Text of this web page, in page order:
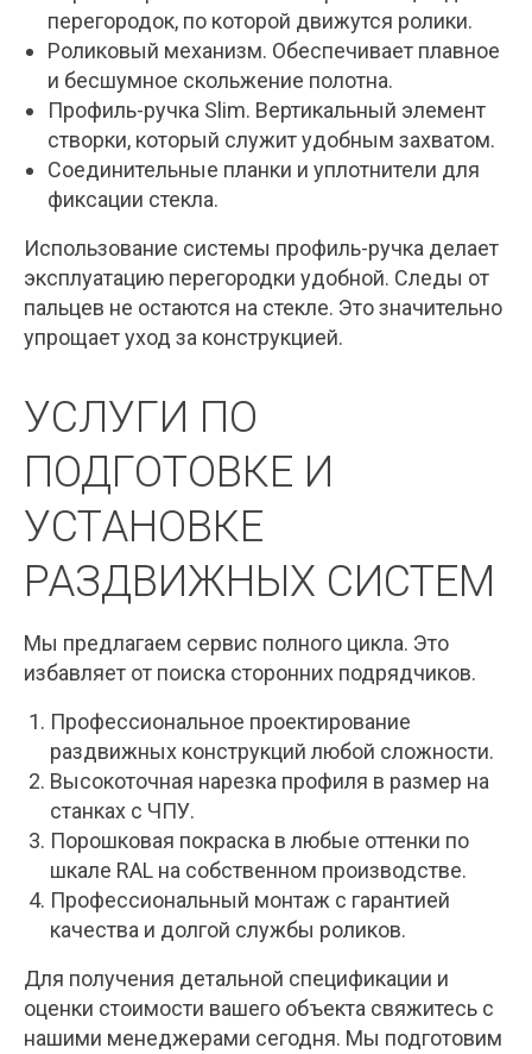
перегородок, по которой движутся ролики.
Роликовый механизм. Обеспечивает плавное
и бесшумное скольжение полотна.
Профиль-ручка Slim. Вертикальный элемент
створки, который служит удобным захватом.
Соединительные планки и уплотнители для
фиксации стекла.
Использование системы профиль-ручка делает
эксплуатацию перегородки удобной. Следы от
пальцев не остаются на стекле. Это значительно
упрощает уход за конструкцией.
УСЛУГИ ПО
ПОДГОТОВКЕ И
УСТАНОВКЕ
РАЗДВИЖНЫХ СИСТЕМ
Мы предлагаем сервис полного цикла. Это
избавляет от поиска сторонних подрядчиков.
Профессиональное проектирование
раздвижных конструкций любой сложности.
Высокоточная нарезка профиля в размер на
станках с ЧПУ.
Порошковая покраска в любые оттенки по
шкале RAL на собственном производстве.
Профессиональный монтаж с гарантией
качества и долгой службы роликов.
Для получения детальной спецификации и
оценки стоимости вашего объекта свяжитесь с
нашими менеджерами сегодня. Мы подготовим